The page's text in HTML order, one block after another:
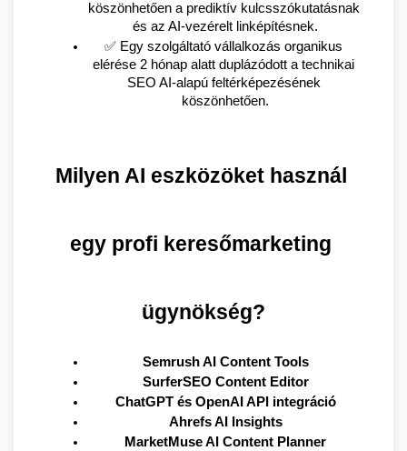
köszönhetően a prediktív kulcsszókutatásnak
és az AI-vezérelt linképítésnek.
✅ Egy szolgáltató vállalkozás organikus
elérése 2 hónap alatt duplázódott a technikai
SEO AI-alapú feltérképezésének
köszönhetően.
Milyen AI eszközöket használ
egy profi keresőmarketing
ügynökség?
Semrush AI Content Tools
SurferSEO Content Editor
ChatGPT és OpenAI API integráció
Ahrefs AI Insights
MarketMuse AI Content Planner